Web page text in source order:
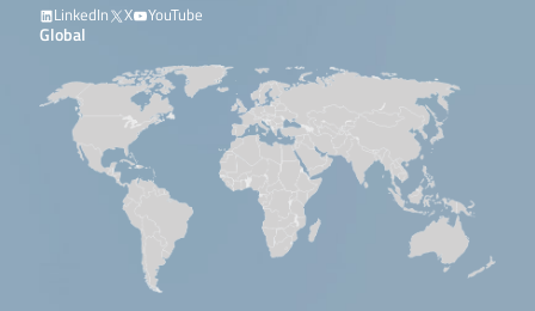
LinkedIn
X YouTube
Global